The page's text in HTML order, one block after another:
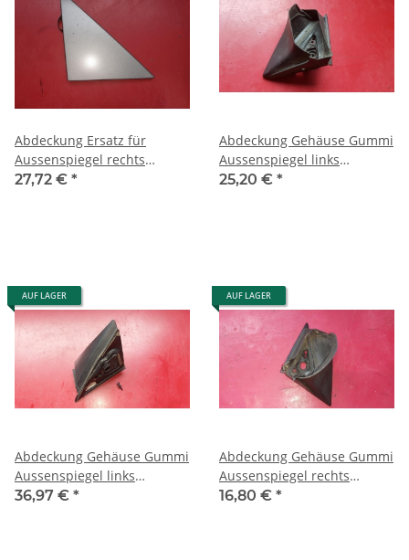
Abdeckung Ersatz für
Aussenspiegel rechts
Mercedes W126 SEC Coupe
27,72 € *
Abdeckung Gehäuse Gummi
Aussenspiegel links
Mercedes W126 SE SEL
25,20 € *
AUF LAGER
Abdeckung Gehäuse Gummi
Aussenspiegel links
Mercedes W126 SE SEL
36,97 € *
AUF LAGER
Abdeckung Gehäuse Gummi
Aussenspiegel rechts
Mercedes W126 SE SEL
16,80 € *